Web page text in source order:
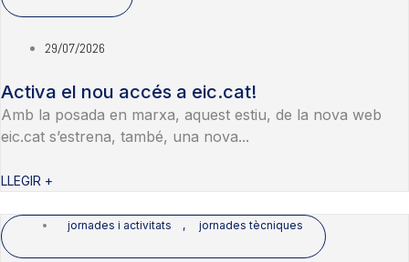
29/07/2026
Activa el nou accés a eic.cat!
Amb la posada en marxa, aquest estiu, de la nova web
eic.cat s’estrena, també, una nova...
LLEGIR +
jornades i activitats , jornades tècniques